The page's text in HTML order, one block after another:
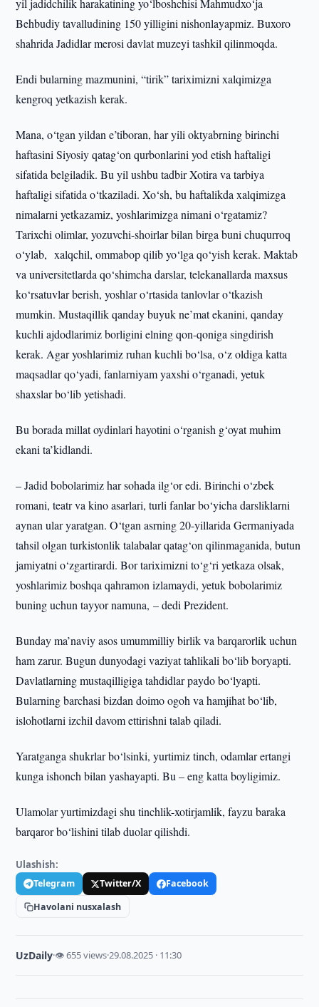
yil jadidchilik harakatining yo‘lboshchisi Mahmudxo‘ja
Behbudiy tavalludining 150 yilligini nishonlayapmiz. Buxoro
shahrida Jadidlar merosi davlat muzeyi tashkil qilinmoqda.
Endi bularning mazmunini, “tirik” tariximizni xalqimizga
kengroq yetkazish kerak.
Mana, o‘tgan yildan e’tiboran, har yili oktyabrning birinchi
haftasini Siyosiy qatag‘on qurbonlarini yod etish haftaligi
sifatida belgiladik. Bu yil ushbu tadbir Xotira va tarbiya
haftaligi sifatida o‘tkaziladi. Xo‘sh, bu haftalikda xalqimizga
nimalarni yetkazamiz, yoshlarimizga nimani o‘rgatamiz?
Tarixchi olimlar, yozuvchi-shoirlar bilan birga buni chuqurroq
o‘ylab, xalqchil, ommabop qilib yo‘lga qo‘yish kerak. Maktab
va universitetlarda qo‘shimcha darslar, telekanallarda maxsus
ko‘rsatuvlar berish, yoshlar o‘rtasida tanlovlar o‘tkazish
mumkin. Mustaqillik qanday buyuk ne’mat ekanini, qanday
kuchli ajdodlarimiz borligini elning qon-qoniga singdirish
kerak. Agar yoshlarimiz ruhan kuchli bo‘lsa, o‘z oldiga katta
maqsadlar qo‘yadi, fanlarniyam yaxshi o‘rganadi, yetuk
shaxslar bo‘lib yetishadi.
Bu borada millat oydinlari hayotini o‘rganish g‘oyat muhim
ekani ta’kidlandi.
– Jadid bobolarimiz har sohada ilg‘or edi. Birinchi o‘zbek
romani, teatr va kino asarlari, turli fanlar bo‘yicha darsliklarni
aynan ular yaratgan. O‘tgan asrning 20-yillarida Germaniyada
tahsil olgan turkistonlik talabalar qatag‘on qilinmaganida, butun
jamiyatni o‘zgartirardi. Bor tariximizni to‘g‘ri yetkaza olsak,
yoshlarimiz boshqa qahramon izlamaydi, yetuk bobolarimiz
buning uchun tayyor namuna, – dedi Prezident.
Bunday ma’naviy asos umummilliy birlik va barqarorlik uchun
ham zarur. Bugun dunyodagi vaziyat tahlikali bo‘lib boryapti.
Davlatlarning mustaqilligiga tahdidlar paydo bo‘lyapti.
Bularning barchasi bizdan doimo ogoh va hamjihat bo‘lib,
islohotlarni izchil davom ettirishni talab qiladi.
Yaratganga shukrlar bo‘lsinki, yurtimiz tinch, odamlar ertangi
kunga ishonch bilan yashayapti. Bu – eng katta boyligimiz.
Ulamolar yurtimizdagi shu tinchlik-xotirjamlik, fayzu baraka
barqaror bo‘lishini tilab duolar qilishdi.
Ulashish:
Telegram Twitter/X
Facebook
Havolani nusxalash
UzDaily·👁 655 views·29.08.2025 · 11:30